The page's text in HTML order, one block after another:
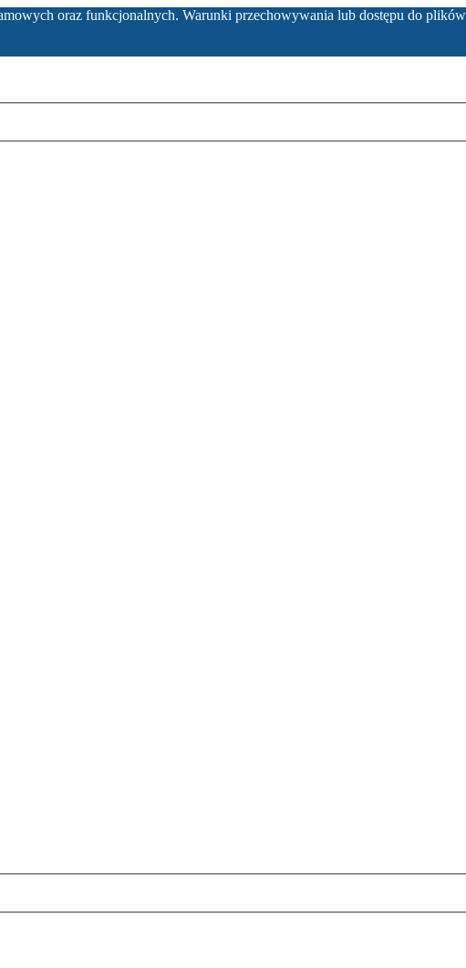
oraz funkcjonalnych. Warunki przechowywania lub dostępu do